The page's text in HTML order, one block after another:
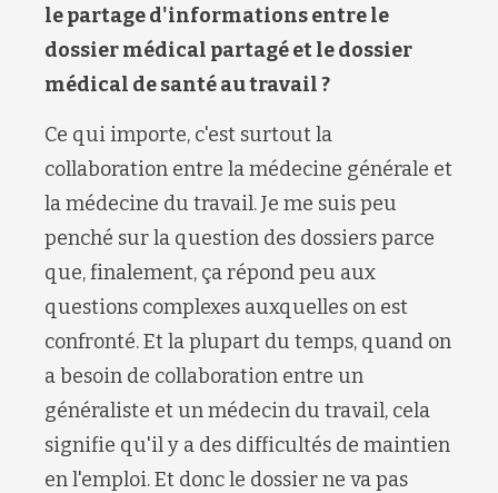
le partage d'informations entre le
dossier médical partagé et le dossier
médical de santé au travail ?
Ce qui importe, c'est surtout la
collaboration entre la médecine générale et
la médecine du travail. Je me suis peu
penché sur la question des dossiers parce
que, finalement, ça répond peu aux
questions complexes auxquelles on est
confronté. Et la plupart du temps, quand on
a besoin de collaboration entre un
généraliste et un médecin du travail, cela
signifie qu'il y a des difficultés de maintien
en l'emploi. Et donc le dossier ne va pas